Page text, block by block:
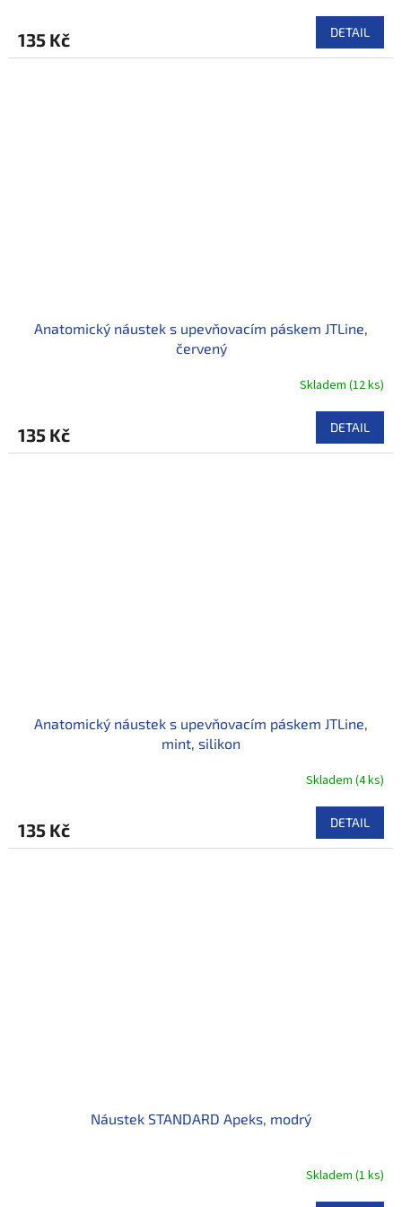
135 Kč DETAIL
Anatomický náustek s upevňovacím páskem JTLine,
červený
Skladem (12 ks)
135 Kč DETAIL
Anatomický náustek s upevňovacím páskem JTLine,
mint, silikon
Skladem (4 ks)
135 Kč DETAIL
Náustek STANDARD Apeks, modrý
Skladem (1 ks)